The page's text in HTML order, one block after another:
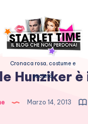
Cronaca rosa, costume e
società
Hunziker
Marzo 14, 2013